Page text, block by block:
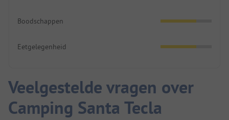
Boodschappen
Eetgelegenheid
Veelgestelde vragen over
Camping Santa Tecla